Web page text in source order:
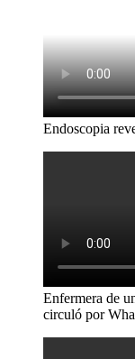
Endoscopia
Enfermera de
circuló por